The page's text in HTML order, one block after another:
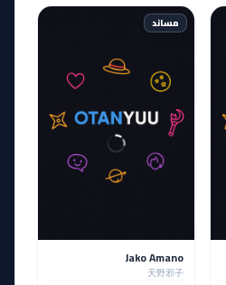
مساند
Jako Amano
天野邪子